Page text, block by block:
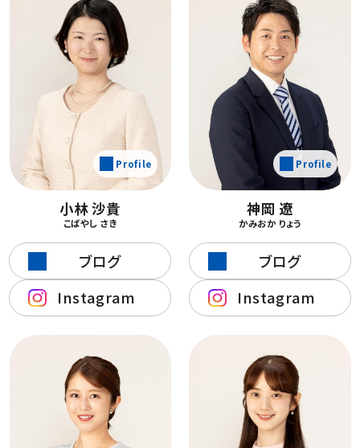
Profile
小林 沙貴
こばやし さき
ブログ
Instagram
Profile
神岡 遼
かみおか りょう
ブログ
Instagram